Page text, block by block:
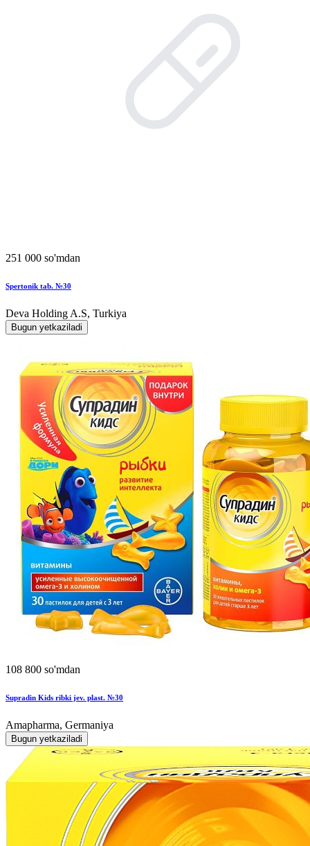
251 000 so'mdan
Spertonik tab. №30
Deva Holding A.S, Turkiya
Bugun yetkaziladi
108 800 so'mdan
Supradin Kids ribki jev. plast. №30
Amapharma, Germaniya
Bugun yetkaziladi